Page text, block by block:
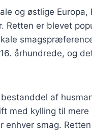
og østlige Europa,
Retten er blevet
århundrede, og
af
med kylling til
enhver smag.